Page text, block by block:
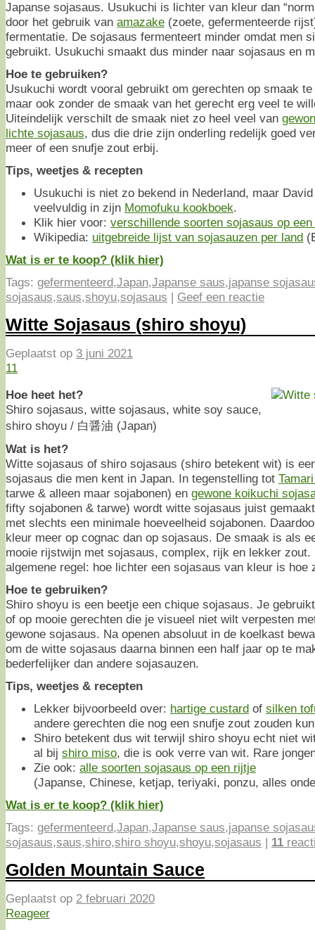
Japanse sojasaus. Usukuchi is lichter van kleur dan
door het gebruik van amazake (zoete, gefermenteerde
fermentatie. De sojasaus fermenteert minder omdat men
gebruikt. Usukuchi smaakt dus minder naar sojasaus en
Hoe te gebruiken?
Usukuchi wordt vooral gebruikt om gerechten op smaak
maar ook zonder de smaak van het gerecht erg veel te
Uiteindelijk verschilt de smaak niet zo heel veel van
lichte sojasaus, dus die drie zijn onderling redelijk goed
meer of een snufje zout erbij.
Tips, weetjes & recepten
Usukuchi is niet zo bekend in Nederland, maar
veelvuldig in zijn Momofuku kookboek.
Klik hier voor: verschillende soorten sojasaus op
Wikipedia: uitgebreide lijst van sojasauzen per land
Wat is er te koop? (klik hier)
Tags: gefermenteerd,Japan,Japanse saus,japanse
sojasaus,saus,shoyu,sojasaus | Geef een reactie
Witte Sojasaus (shiro shoyu)
Geplaatst op 3 juni 2021
11
Hoe heet het?
Shiro sojasaus, witte sojasaus, white soy sauce,
shiro shoyu / 白醤油 (Japan)
Wat is het?
Witte sojasaus of shiro sojasaus (shiro betekent wit) is
sojasaus die men kent in Japan. In tegenstelling tot
tarwe & alleen maar sojabonen) en gewone koikuchi
fifty sojabonen & tarwe) wordt witte sojasaus juist
met slechts een minimale hoeveelheid sojabonen.
kleur meer op cognac dan op sojasaus. De smaak is als
mooie rijstwijn met sojasaus, complex, rijk en lekker
algemene regel: hoe lichter een sojasaus van kleur is hoe
Hoe te gebruiken?
Shiro shoyu is een beetje een chique sojasaus. Je
of op mooie gerechten die je visueel niet wilt verpesten
gewone sojasaus. Na openen absoluut in de koelkast
om de witte sojasaus daarna binnen een half jaar op te
bederfelijker dan andere sojasauzen.
Tips, weetjes & recepten
Lekker bijvoorbeeld over: hartige custard of silken
andere gerechten die nog een snufje zout zouden
Shiro betekent dus wit terwijl shiro shoyu echt niet
al bij shiro miso, die is ook verre van wit. Rare
Zie ook: alle soorten sojasaus op een rijtje
(Japanse, Chinese, ketjap, teriyaki, ponzu, alles
Wat is er te koop? (klik hier)
Tags: gefermenteerd,Japan,Japanse saus,japanse
sojasaus,saus,shiro,shiro shoyu,shoyu,sojasaus | 11
Golden Mountain Sauce
Geplaatst op 2 februari 2020
Reageer